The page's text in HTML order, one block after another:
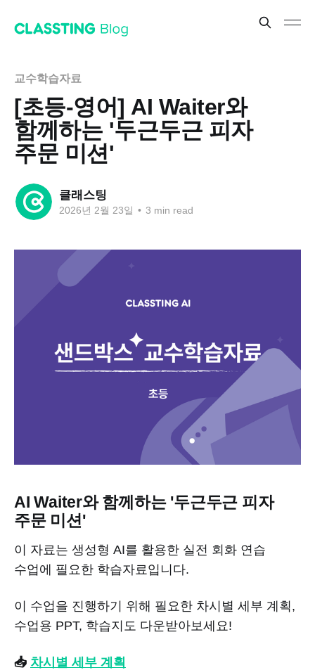
교수학습자료
[초등-영어] AI Waiter와
함께하는 '두근두근 피자
주문 미션'
클래스팅
2026년 2월 23일 • 3 min read
AI Waiter와 함께하는 '두근두근 피자
주문 미션'
이 자료는 생성형 AI를 활용한 실전 회화 연습
수업에 필요한 학습자료입니다.
이 수업을 진행하기 위해 필요한 차시별 세부 계획,
수업용 PPT, 학습지도 다운받아보세요!
📥 차시별 세부 계획